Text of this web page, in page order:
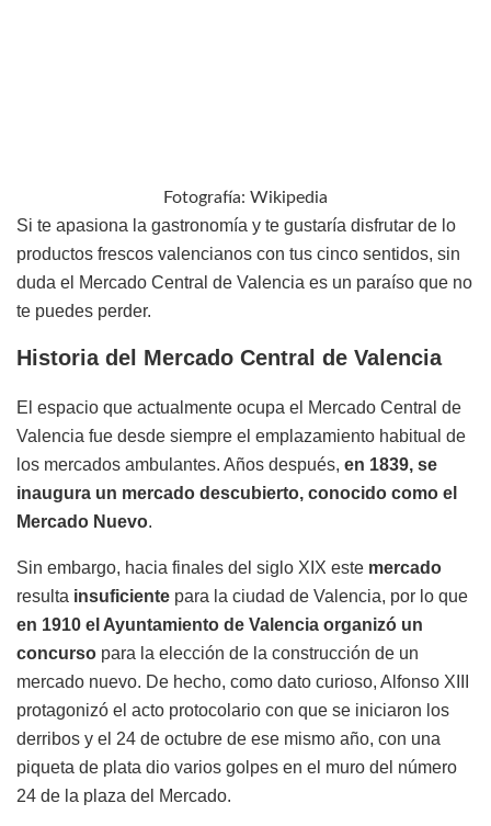
Fotografía: Wikipedia
Si te apasiona la gastronomía y te gustaría disfrutar de lo
productos frescos valencianos con tus cinco sentidos, sin
duda el Mercado Central de Valencia es un paraíso que no
te puedes perder.
Historia del Mercado Central de Valencia
El espacio que actualmente ocupa el Mercado Central de
Valencia fue desde siempre el emplazamiento habitual de
los mercados ambulantes. Años después, en 1839, se
inaugura un mercado descubierto, conocido como el
Mercado Nuevo.
Sin embargo, hacia finales del siglo XIX este mercado
resulta insuficiente para la ciudad de Valencia, por lo que
en 1910 el Ayuntamiento de Valencia organizó un
concurso para la elección de la construcción de un
mercado nuevo. De hecho, como dato curioso, Alfonso XIII
protagonizó el acto protocolario con que se iniciaron los
derribos y el 24 de octubre de ese mismo año, con una
piqueta de plata dio varios golpes en el muro del número
24 de la plaza del Mercado.